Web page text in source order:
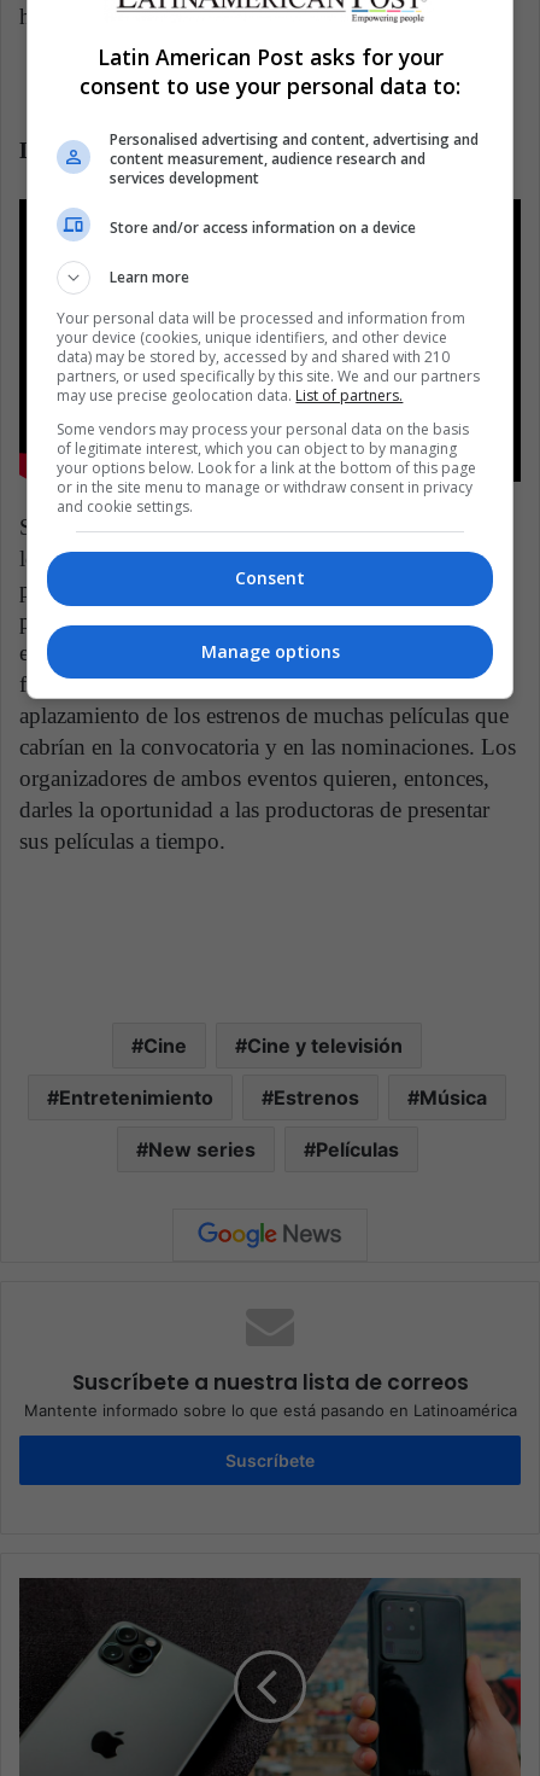
hasta el 2022 para obtener respuestas.
Los Spirit Awards son aplazados
Se conoció esta semana también el aplazamiento de
los Premios Óscar, normalmente celebrados en enero,
para abril del 2021. Lo mismo ha sucedido con los
premios Spirit de cine independiente. Han anunciado
esta semana que serán también entregados ya no en
febrero del otro año sino en abril. Esto se debe al
aplazamiento de los estrenos de muchas películas que
cabrían en la convocatoria y en las nominaciones. Los
organizadores de ambos eventos quieren, entonces,
darles la oportunidad a las productoras de presentar
sus películas a tiempo.
Cine Cine y televisión
Entretenimiento Estrenos Música
New series Películas
Suscríbete a nuestra lista de correos
Mantente informado sobre lo que está pasando en Latinoamérica
Suscríbete
Latin American Post asks for your
consent to use your personal data to:
Personalised advertising and content, advertising and
content measurement, audience research and
services development
Store and/or access information on a device
Learn more
Your personal data will be processed and information from
your device (cookies, unique identifiers, and other device
data) may be stored by, accessed by and shared with 210
partners, or used specifically by this site. We and our partners
may use precise geolocation data. List of partners.
Some vendors may process your personal data on the basis
of legitimate interest, which you can object to by managing
your options below. Look for a link at the bottom of this page
or in the site menu to manage or withdraw consent in privacy
and cookie settings.
Consent
Manage options